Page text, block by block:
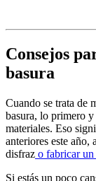
Consejos
basura
Cuando se trata de
basura, lo primero
materiales. Eso
anteriores este año,
disfraz o fabricar un
Si estás un poco